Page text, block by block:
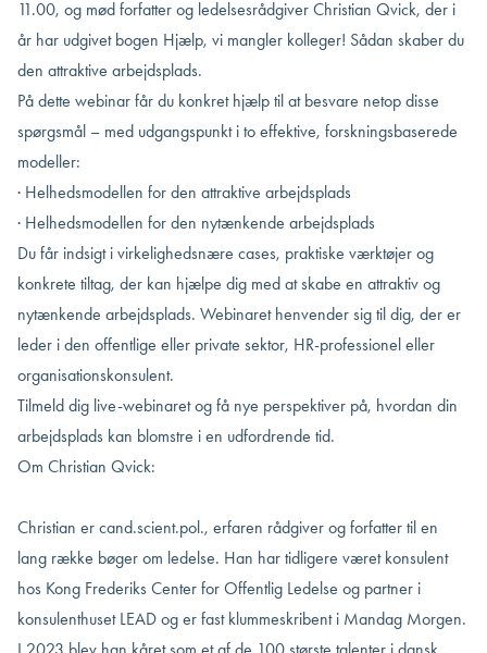
11.00, og mød forfatter og ledelsesrådgiver Christian Qvick, der i
år har udgivet bogen Hjælp, vi mangler kolleger! Sådan skaber du
den attraktive arbejdsplads.
På dette webinar får du konkret hjælp til at besvare netop disse
spørgsmål – med udgangspunkt i to effektive, forskningsbaserede
modeller:
· Helhedsmodellen for den attraktive arbejdsplads
· Helhedsmodellen for den nytænkende arbejdsplads
Du får indsigt i virkelighedsnære cases, praktiske værktøjer og
konkrete tiltag, der kan hjælpe dig med at skabe en attraktiv og
nytænkende arbejdsplads. Webinaret henvender sig til dig, der er
leder i den offentlige eller private sektor, HR-professionel eller
organisationskonsulent.
Tilmeld dig live-webinaret og få nye perspektiver på, hvordan din
arbejdsplads kan blomstre i en udfordrende tid.
Om Christian Qvick:
Christian er cand.scient.pol., erfaren rådgiver og forfatter til en
lang række bøger om ledelse. Han har tidligere været konsulent
hos Kong Frederiks Center for Offentlig Ledelse og partner i
konsulenthuset LEAD og er fast klummeskribent i Mandag Morgen.